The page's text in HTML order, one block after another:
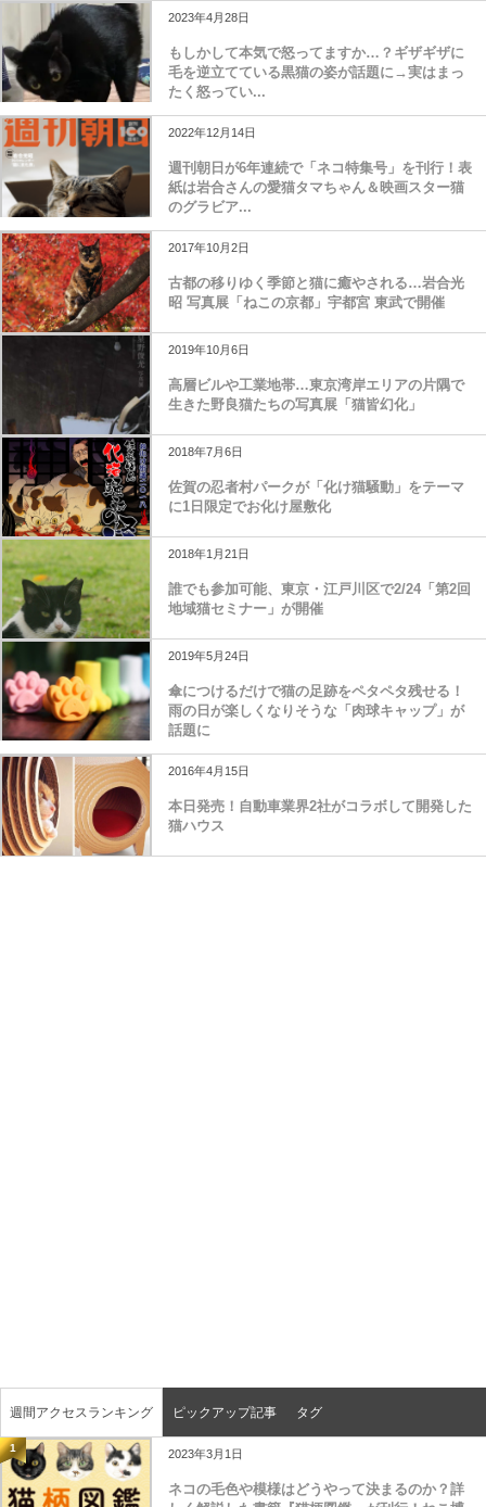
2023年4月28日
もしかして本気で怒ってますか…？ギザギザに
毛を逆立てている黒猫の姿が話題に→実はまっ
たく怒ってい...
2022年12月14日
週刊朝日が6年連続で「ネコ特集号」を刊行！表
紙は岩合さんの愛猫タマちゃん＆映画スター猫
のグラビア...
2017年10月2日
古都の移りゆく季節と猫に癒やされる…岩合光
昭 写真展「ねこの京都」宇都宮 東武で開催
2019年10月6日
高層ビルや工業地帯…東京湾岸エリアの片隅で
生きた野良猫たちの写真展「猫皆幻化」
2018年7月6日
佐賀の忍者村パークが「化け猫騒動」をテーマ
に1日限定でお化け屋敷化
2018年1月21日
誰でも参加可能、東京・江戸川区で2/24「第2回
地域猫セミナー」が開催
2019年5月24日
傘につけるだけで猫の足跡をペタペタ残せる！
雨の日が楽しくなりそうな「肉球キャップ」が
話題に
2016年4月15日
本日発売！自動車業界2社がコラボして開発した
猫ハウス
週間アクセスランキング ピックアップ記事 タグ
1 2023年3月1日
ネコの毛色や模様はどうやって決まるのか？詳